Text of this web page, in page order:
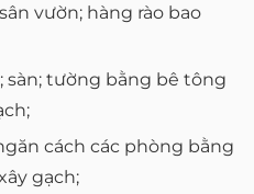
vườn; hàng rào bao
sàn; tường bằng bê tông
cách các phòng bằng
gạch;